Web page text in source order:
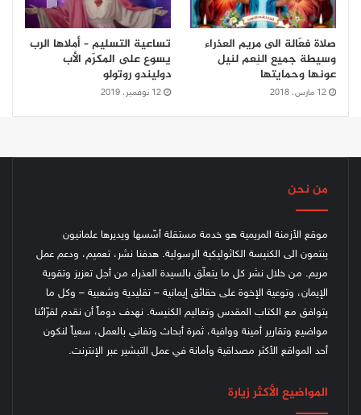
صلاة فعّالة الى مريم العذراء
وسيطة جميع النِعم لنيل
عونها وحمايتها
12 مارس، 2018
تساعية التسليم – أملاها الرب
يسوع على المكرّم الأب
دوليندو روتولو
12 نوفمبر، 2019
من نحن
موقع الأزمنة المريمية هو خدمة مستقلة أسّسها ويديرها علمانيون
ينتمون الى الكنيسة الكاثوليكية الرسولية. هدفنا نشر، تعميم، ودعم عمل
مريم. من خلال نشر كل ما يتعلّق بالسيدة العذراء من أجل تعزيز وتقوية
الإيمان، وتوعية الإخوة على حقائق إيمانية – تقليدية وشعبية – وكل ما
يتوافق مع الكتاب المقدس وتعاليم الكنيسة. نهدف دوماً أن نقدم لقرّائنا
مواضيع وتقارير أمينة ووافية، ثمرة أبحاث وتفاني بالعمل، سعياً لنكون
أحد المواقع الأكثر مصداقية وأمانة في عمل التبشير عبر الإنترنت.
المواضيع الأكثر زيارة